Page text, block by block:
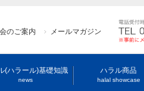
のご案内 メールマガジン
(ハラール)基礎知識
news
ハラル商品
halal showcase